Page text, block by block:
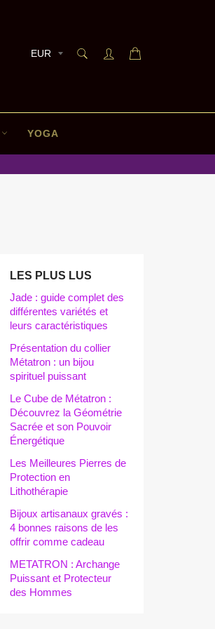
RECHERCHE
YOGA
LES PLUS LUS
Jade : guide complet des
différentes variétés et
leurs caractéristiques
Présentation du collier
Métatron : un bijou
spirituel puissant
Le Cube de Métatron :
Découvrez la Géométrie
Sacrée et son Pouvoir
Énergétique
Les Meilleures Pierres de
Protection en
Lithothérapie
Bijoux artisanaux gravés :
4 bonnes raisons de les
offrir comme cadeau
METATRON : Archange
Puissant et Protecteur
des Hommes